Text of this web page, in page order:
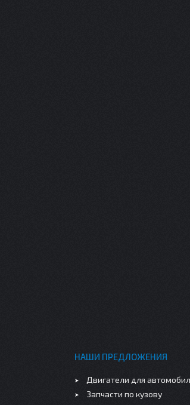
НАШИ ПРЕДЛОЖЕНИЯ
Двигатели для
Запчасти по кузову